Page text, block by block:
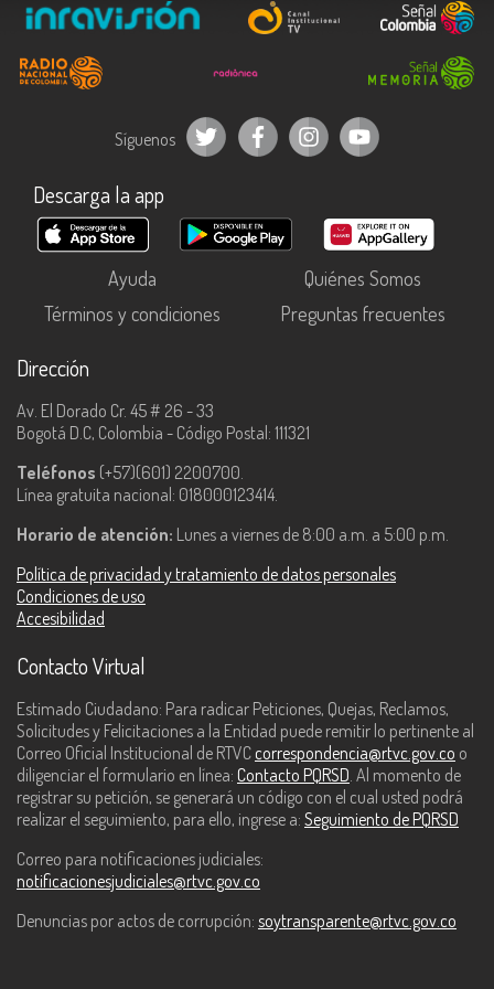
Síguenos
Descarga la app
Ayuda
Quiénes Somos
Términos y condiciones
Preguntas frecuentes
Dirección
Av. El Dorado Cr. 45 # 26 - 33
Bogotá D.C, Colombia - Código Postal: 111321
Teléfonos (+57)(601) 2200700.
Línea gratuita nacional: 018000123414.
Horario de atención: Lunes a viernes de 8:00 a.m. a 5:00 p.m.
Política de privacidad y tratamiento de datos personales
Condiciones de uso
Accesibilidad
Contacto Virtual
Estimado Ciudadano: Para radicar Peticiones, Quejas, Reclamos,
Solicitudes y Felicitaciones a la Entidad puede remitir lo pertinente al
Correo Oficial Institucional de RTVC correspondencia@rtvc.gov.co o
diligenciar el formulario en línea: Contacto PQRSD . Al momento de
registrar su petición, se generará un código con el cual usted podrá
realizar el seguimiento, para ello, ingrese a: Seguimiento de PQRSD
Correo para notificaciones judiciales:
notificacionesjudiciales@rtvc.gov.co
Denuncias por actos de corrupción: soytransparente@rtvc.gov.co